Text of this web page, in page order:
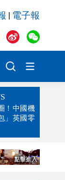
電子報
！中國機
」英國零